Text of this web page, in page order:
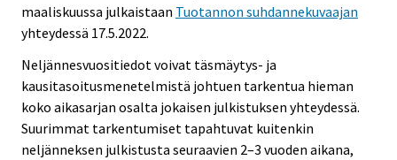
maaliskuussa julkaistaan Tuotannon suhdannekuvaajan
yhteydessä 17.5.2022.
Neljännesvuositiedot voivat täsmäytys- ja
kausitasoitusmenetelmistä johtuen tarkentua hieman
koko aikasarjan osalta jokaisen julkistuksen yhteydessä.
Suurimmat tarkentumiset tapahtuvat kuitenkin
neljänneksen julkistusta seuraavien 2–3 vuoden aikana,